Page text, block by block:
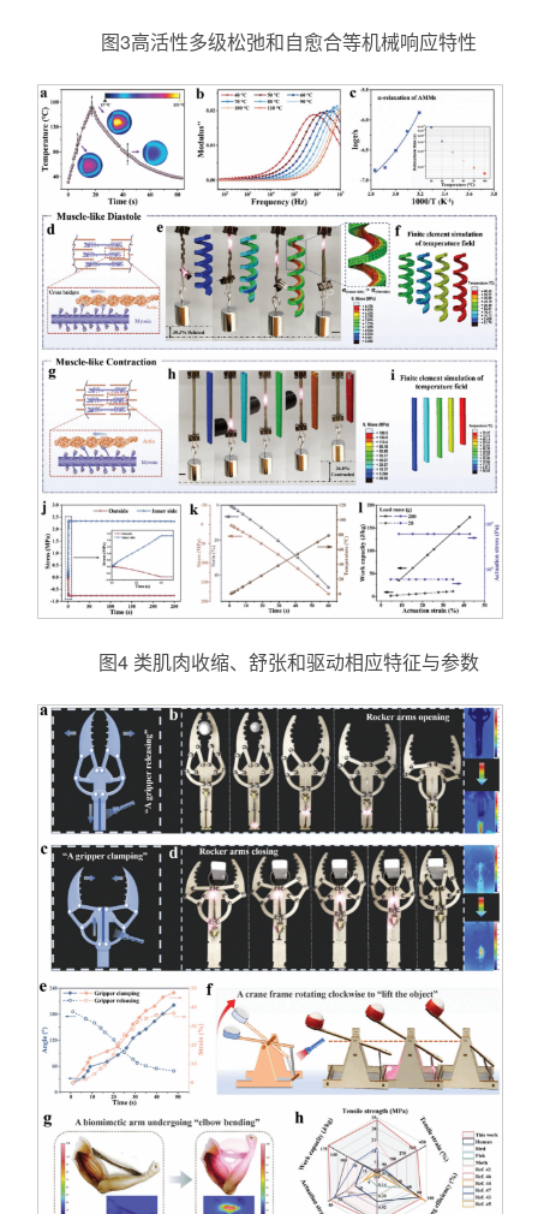
图3高活性多级松弛和自愈合等机械响应特性
图4 类肌肉收缩、舒张和驱动相应特征与参数